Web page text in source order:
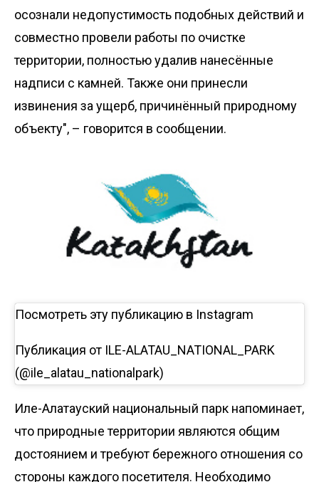
осознали недопустимость подобных действий и
совместно провели работы по очистке
территории, полностью удалив нанесённые
надписи с камней. Также они принесли
извинения за ущерб, причинённый природному
объекту", – говорится в сообщении.
Посмотреть эту публикацию в Instagram
Публикация от ILE-ALATAU_NATIONAL_PARK
(@ile_alatau_nationalpark)
Иле-Алатауский национальный парк напоминает,
что природные территории являются общим
достоянием и требуют бережного отношения со
стороны каждого посетителя. Необходимо